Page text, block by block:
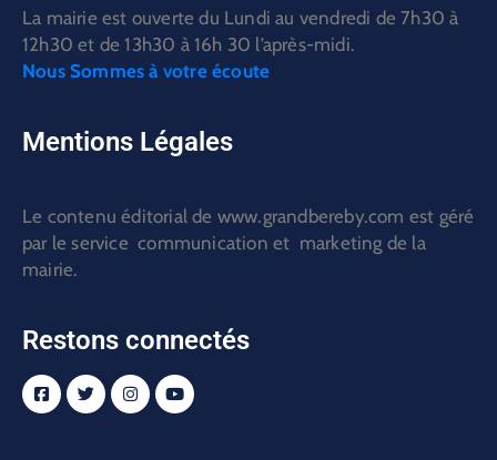
La mairie est ouverte du Lundi au vendredi de 7h30 à
12h30 et de 13h30 à 16h 30 l’après-midi.
Nous Sommes à votre écoute
Mentions Légales
Le contenu éditorial de www.grandbereby.com est géré
par le service communication et marketing de la
mairie.
Restons connectés